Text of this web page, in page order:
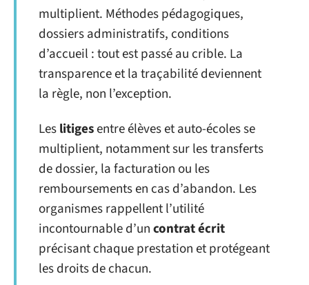
multiplient. Méthodes pédagogiques,
dossiers administratifs, conditions
d’accueil : tout est passé au crible. La
transparence et la traçabilité deviennent
la règle, non l’exception.
Leslitigesentre élèves et auto-écoles se
multiplient, notamment sur les transferts
de dossier, la facturation ou les
remboursements en cas d’abandon. Les
organismes rappellent l’utilité
incontournable d’uncontrat écrit
précisant chaque prestation et protégeant
les droits de chacun.